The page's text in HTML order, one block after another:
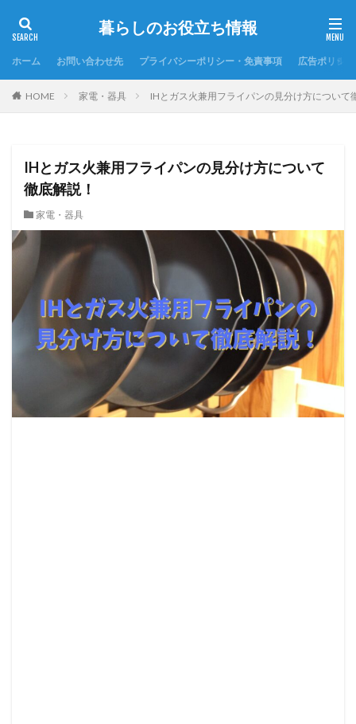
暮らしのお役立ち情報
ホーム お問い合わせ先 プライバシーポリシー・免責事項 広告ポリシー
HOME 家電・器具 IHとガス火兼用フライパンの見分け方について
IHとガス火兼用フライパンの見分け方について
徹底解説！
家電・器具